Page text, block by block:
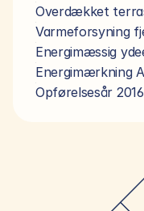
Overdækket
Varmeforsyning
Energimæssig
Energimærkning
Opførelsesår 2016